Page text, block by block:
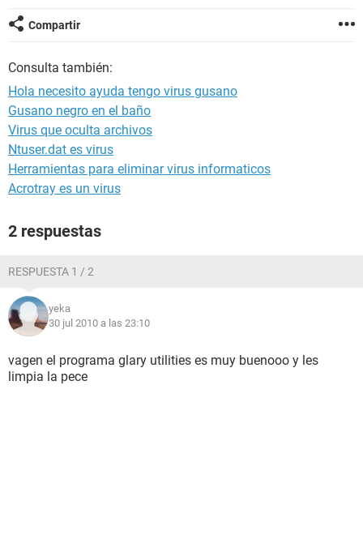
Compartir
Consulta también:
Hola necesito ayuda tengo virus gusano
Gusano negro en el baño
Virus que oculta archivos
Ntuser.dat es virus
Herramientas para eliminar virus informaticos
Acrotray es un virus
2 respuestas
RESPUESTA 1 / 2
yeka
30 jul 2010 a las 23:10
vagen el programa glary utilities es muy buenooo y les
limpia la pece